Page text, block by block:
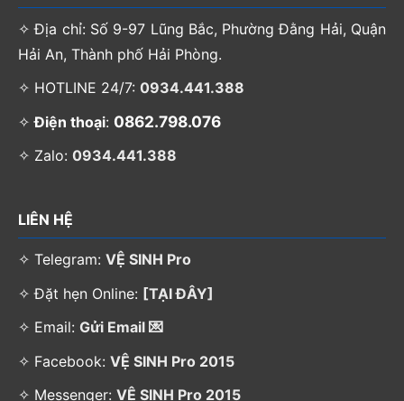
✧ Địa chỉ: Số 9-97 Lũng Bắc, Phường Đằng Hải, Quận
Hải An, Thành phố Hải Phòng.
✧ HOTLINE 24/7: 0934.441.388
✧Điện thoại: 0862.798.076
✧ Zalo: 0934.441.388
LIÊN HỆ
✧ Telegram: VỆ SINH Pro
✧ Đặt hẹn Online: [TẠI ĐÂY]
✧ Email: Gửi Email 💌
✧ Facebook: VỆ SINH Pro 2015
✧ Messenger: VỆ SINH Pro 2015